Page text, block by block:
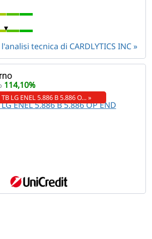
tecnica di CARDLYTICS INC
114,10%
TB LG ENEL 5.886 B 5.886 O… »